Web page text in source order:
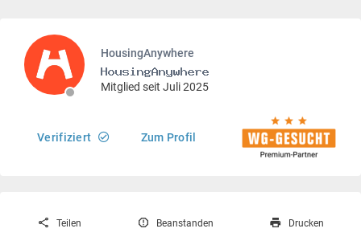
HousingAnywhere
Mitglied seit Juli 2025
Verifiziert Zum Profil
Teilen Beanstanden Drucken